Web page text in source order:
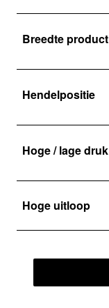
Breedte product
Hendelpositie
Hoge / lage druk
Hoge uitloop